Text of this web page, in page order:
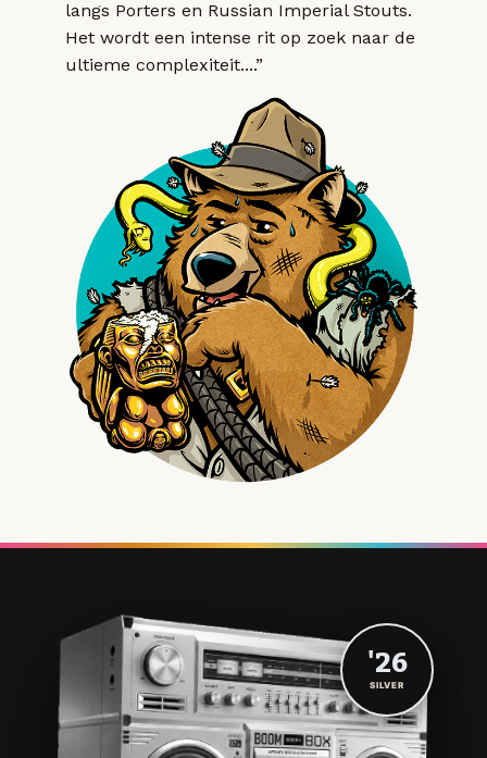
langs Porters en Russian Imperial Stouts.
Het wordt een intense rit op zoek naar de
ultieme complexiteit....”
'26
SILVER